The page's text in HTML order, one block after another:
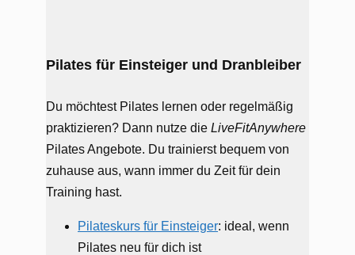
Pilates für Einsteiger und Dranbleiber
Du möchtest Pilates lernen oder regelmäßig
praktizieren? Dann nutze die LiveFitAnywhere
Pilates Angebote. Du trainierst bequem von
zuhause aus, wann immer du Zeit für dein
Training hast.
Pilateskurs für Einsteiger: ideal, wenn
Pilates neu für dich ist